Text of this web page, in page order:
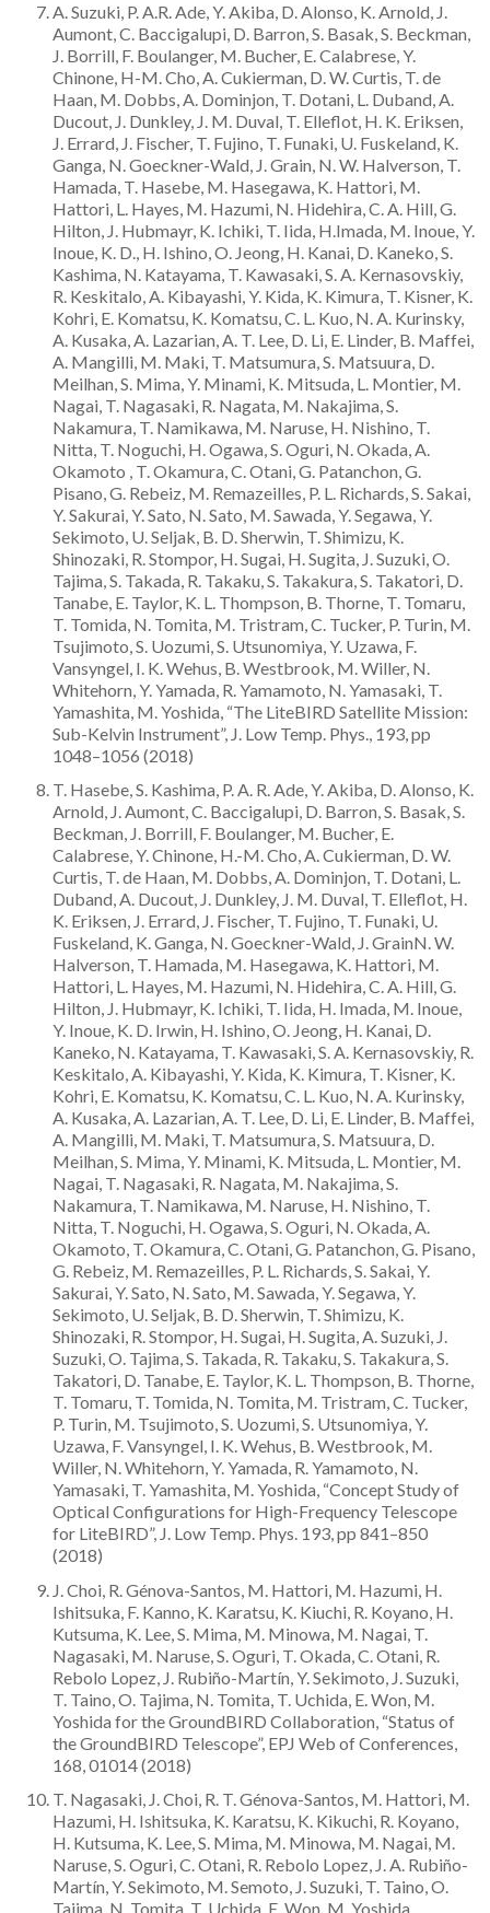
A. Suzuki, P. A.R. Ade, Y. Akiba, D. Alonso, K. Arnold, J.
Aumont, C. Baccigalupi, D. Barron, S. Basak, S. Beckman,
J. Borrill, F. Boulanger, M. Bucher, E. Calabrese, Y.
Chinone, H-M. Cho, A. Cukierman, D. W. Curtis, T. de
Haan, M. Dobbs, A. Dominjon, T. Dotani, L. Duband, A.
Ducout, J. Dunkley, J. M. Duval, T. Elleflot, H. K. Eriksen,
J. Errard, J. Fischer, T. Fujino, T. Funaki, U. Fuskeland, K.
Ganga, N. Goeckner-Wald, J. Grain, N. W. Halverson, T.
Hamada, T. Hasebe, M. Hasegawa, K. Hattori, M.
Hattori, L. Hayes, M. Hazumi, N. Hidehira, C. A. Hill, G.
Hilton, J. Hubmayr, K. Ichiki, T. Iida, H.Imada, M. Inoue, Y.
Inoue, K. D., H. Ishino, O. Jeong, H. Kanai, D. Kaneko, S.
Kashima, N. Katayama, T. Kawasaki, S. A. Kernasovskiy,
R. Keskitalo, A. Kibayashi, Y. Kida, K. Kimura, T. Kisner, K.
Kohri, E. Komatsu, K. Komatsu, C. L. Kuo, N. A. Kurinsky,
A. Kusaka, A. Lazarian, A. T. Lee, D. Li, E. Linder, B. Maffei,
A. Mangilli, M. Maki, T. Matsumura, S. Matsuura, D.
Meilhan, S. Mima, Y. Minami, K. Mitsuda, L. Montier, M.
Nagai, T. Nagasaki, R. Nagata, M. Nakajima, S.
Nakamura, T. Namikawa, M. Naruse, H. Nishino, T.
Nitta, T. Noguchi, H. Ogawa, S. Oguri, N. Okada, A.
Okamoto , T. Okamura, C. Otani, G. Patanchon, G.
Pisano, G. Rebeiz, M. Remazeilles, P. L. Richards, S. Sakai,
Y. Sakurai, Y. Sato, N. Sato, M. Sawada, Y. Segawa, Y.
Sekimoto, U. Seljak, B. D. Sherwin, T. Shimizu, K.
Shinozaki, R. Stompor, H. Sugai, H. Sugita, J. Suzuki, O.
Tajima, S. Takada, R. Takaku, S. Takakura, S. Takatori, D.
Tanabe, E. Taylor, K. L. Thompson, B. Thorne, T. Tomaru,
T. Tomida, N. Tomita, M. Tristram, C. Tucker, P. Turin, M.
Tsujimoto, S. Uozumi, S. Utsunomiya, Y. Uzawa, F.
Vansyngel, I. K. Wehus, B. Westbrook, M. Willer, N.
Whitehorn, Y. Yamada, R. Yamamoto, N. Yamasaki, T.
Yamashita, M. Yoshida, “The LiteBIRD Satellite Mission:
Sub-Kelvin Instrument”, J. Low Temp. Phys., 193, pp
1048–1056 (2018)
T. Hasebe, S. Kashima, P. A. R. Ade, Y. Akiba, D. Alonso, K.
Arnold, J. Aumont, C. Baccigalupi, D. Barron, S. Basak, S.
Beckman, J. Borrill, F. Boulanger, M. Bucher, E.
Calabrese, Y. Chinone, H.-M. Cho, A. Cukierman, D. W.
Curtis, T. de Haan, M. Dobbs, A. Dominjon, T. Dotani, L.
Duband, A. Ducout, J. Dunkley, J. M. Duval, T. Elleflot, H.
K. Eriksen, J. Errard, J. Fischer, T. Fujino, T. Funaki, U.
Fuskeland, K. Ganga, N. Goeckner-Wald, J. GrainN. W.
Halverson, T. Hamada, M. Hasegawa, K. Hattori, M.
Hattori, L. Hayes, M. Hazumi, N. Hidehira, C. A. Hill, G.
Hilton, J. Hubmayr, K. Ichiki, T. Iida, H. Imada, M. Inoue,
Y. Inoue, K. D. Irwin, H. Ishino, O. Jeong, H. Kanai, D.
Kaneko, N. Katayama, T. Kawasaki, S. A. Kernasovskiy, R.
Keskitalo, A. Kibayashi, Y. Kida, K. Kimura, T. Kisner, K.
Kohri, E. Komatsu, K. Komatsu, C. L. Kuo, N. A. Kurinsky,
A. Kusaka, A. Lazarian, A. T. Lee, D. Li, E. Linder, B. Maffei,
A. Mangilli, M. Maki, T. Matsumura, S. Matsuura, D.
Meilhan, S. Mima, Y. Minami, K. Mitsuda, L. Montier, M.
Nagai, T. Nagasaki, R. Nagata, M. Nakajima, S.
Nakamura, T. Namikawa, M. Naruse, H. Nishino, T.
Nitta, T. Noguchi, H. Ogawa, S. Oguri, N. Okada, A.
Okamoto, T. Okamura, C. Otani, G. Patanchon, G. Pisano,
G. Rebeiz, M. Remazeilles, P. L. Richards, S. Sakai, Y.
Sakurai, Y. Sato, N. Sato, M. Sawada, Y. Segawa, Y.
Sekimoto, U. Seljak, B. D. Sherwin, T. Shimizu, K.
Shinozaki, R. Stompor, H. Sugai, H. Sugita, A. Suzuki, J.
Suzuki, O. Tajima, S. Takada, R. Takaku, S. Takakura, S.
Takatori, D. Tanabe, E. Taylor, K. L. Thompson, B. Thorne,
T. Tomaru, T. Tomida, N. Tomita, M. Tristram, C. Tucker,
P. Turin, M. Tsujimoto, S. Uozumi, S. Utsunomiya, Y.
Uzawa, F. Vansyngel, I. K. Wehus, B. Westbrook, M.
Willer, N. Whitehorn, Y. Yamada, R. Yamamoto, N.
Yamasaki, T. Yamashita, M. Yoshida, “Concept Study of
Optical Configurations for High-Frequency Telescope
for LiteBIRD”, J. Low Temp. Phys. 193, pp 841–850
(2018)
J. Choi, R. Génova-Santos, M. Hattori, M. Hazumi, H.
Ishitsuka, F. Kanno, K. Karatsu, K. Kiuchi, R. Koyano, H.
Kutsuma, K. Lee, S. Mima, M. Minowa, M. Nagai, T.
Nagasaki, M. Naruse, S. Oguri, T. Okada, C. Otani, R.
Rebolo Lopez, J. Rubiño-Martín, Y. Sekimoto, J. Suzuki,
T. Taino, O. Tajima, N. Tomita, T. Uchida, E. Won, M.
Yoshida for the GroundBIRD Collaboration, “Status of
the GroundBIRD Telescope”, EPJ Web of Conferences,
168, 01014 (2018)
T. Nagasaki, J. Choi, R. T. Génova-Santos, M. Hattori, M.
Hazumi, H. Ishitsuka, K. Karatsu, K. Kikuchi, R. Koyano,
H. Kutsuma, K. Lee, S. Mima, M. Minowa, M. Nagai, M.
Naruse, S. Oguri, C. Otani, R. Rebolo Lopez, J. A. Rubiño-
Martín, Y. Sekimoto, M. Semoto, J. Suzuki, T. Taino, O.
Tajima, N. Tomita, T. Uchida, E. Won, M. Yoshida,